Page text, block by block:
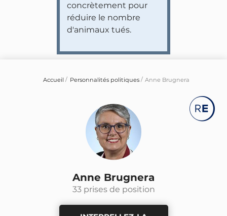
concrètement pour
réduire le nombre
d'animaux tués.
Accueil Personnalités politiques Anne Brugnera
Anne Brugnera
33 prises de position